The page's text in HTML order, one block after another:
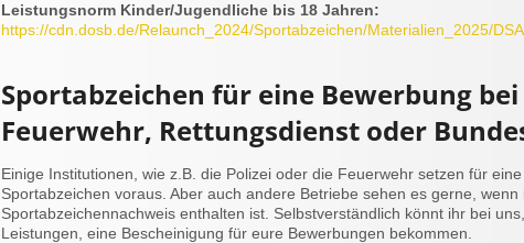
Leistungsnorm Kinder/Jugendliche bis 18 Jahren:
https://cdn.dosb.de/Relaunch_2024/Sportabzeichen/Materialien_2025/
Sportabzeichen für eine Bewerbung bei
Feuerwehr, Rettungsdienst oder
Einige Institutionen, wie z.B. die Polizei oder die Feuerwehr setzen für
Sportabzeichen voraus. Aber auch andere Betriebe sehen es gerne,
Sportabzeichennachweis enthalten ist. Selbstverständlich könnt ihr bei
Leistungen, eine Bescheinigung für eure Bewerbungen bekommen.